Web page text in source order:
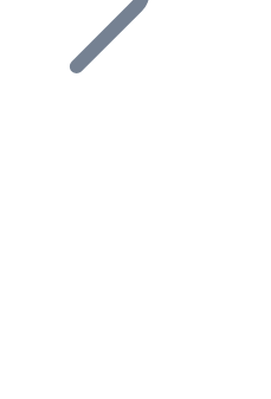
tuo ecosistema.
rivenditori e
progetto al nostro servizio di